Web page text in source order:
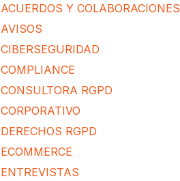
ACUERDOS Y COLABORACIONES
AVISOS
CIBERSEGURIDAD
COMPLIANCE
CONSULTORA RGPD
CORPORATIVO
DERECHOS RGPD
ECOMMERCE
ENTREVISTAS